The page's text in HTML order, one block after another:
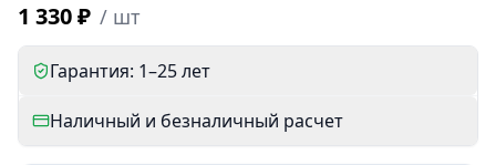
1 330 ₽ / шт
Гарантия: 1–25 лет
Наличный и безналичный расчет